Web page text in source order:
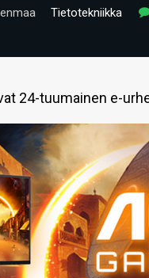
Tietotekniikka
24-tuumainen e-